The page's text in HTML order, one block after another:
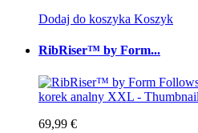
Dodaj do koszyka Koszyk
RibRiser™ by Form...
69,99 €